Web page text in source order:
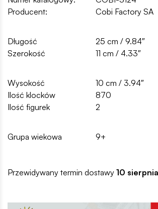
Producent:
Cobi Factory SA
Długość
25 cm / 9.84″
Szerokość
11 cm / 4.33″
Wysokość
10 cm / 3.94″
Ilość klocków
870
Ilość figurek
2
Grupa wiekowa 9+
Przewidywany termin dostawy 10